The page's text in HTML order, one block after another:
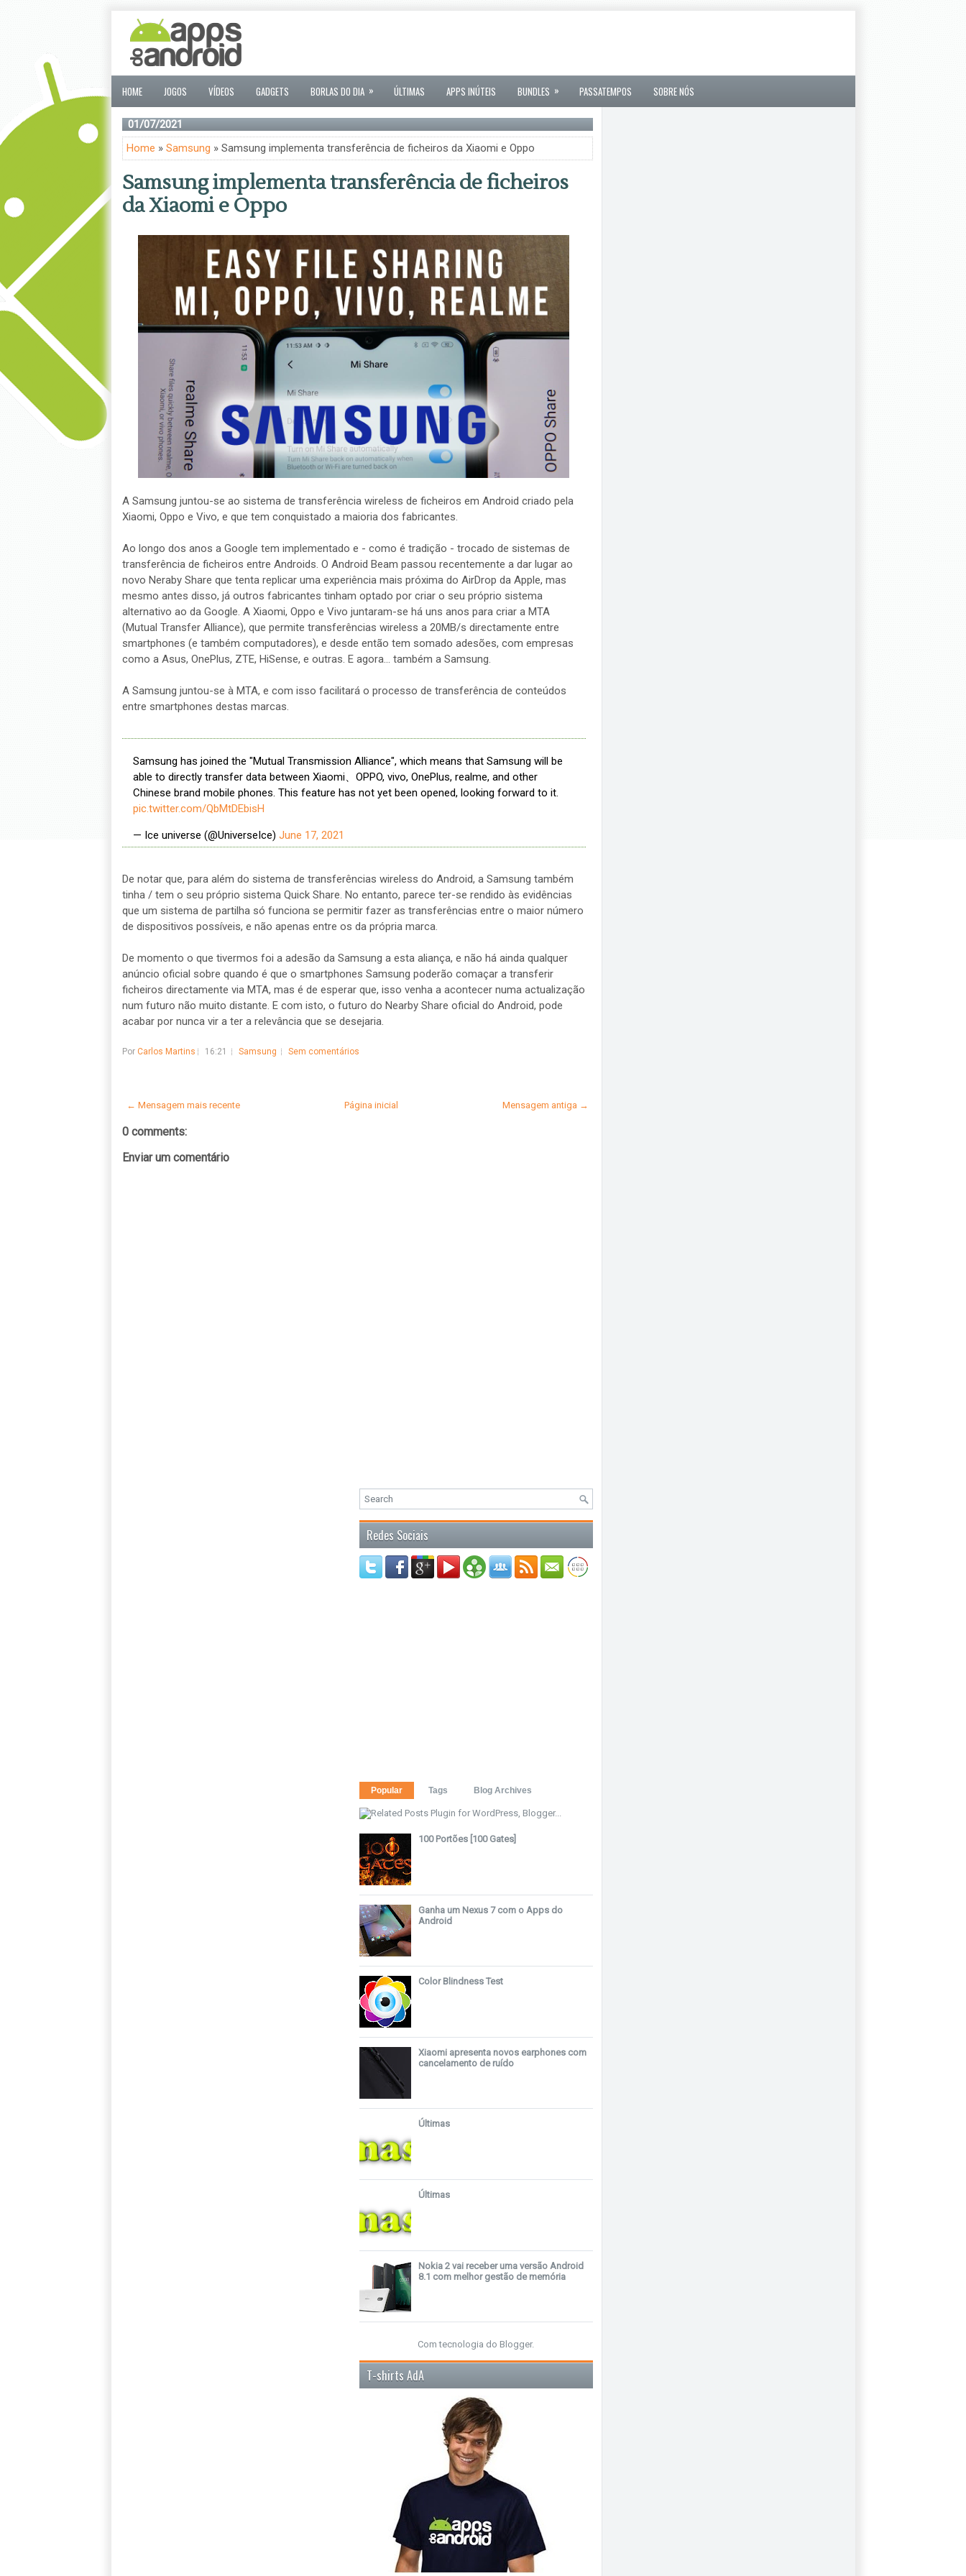
HOME JOGOS VÍDEOS GADGETS BORLAS DO DIA » ÚLTIMAS APPS INÚTEIS BUNDLES » PASSATEMPOS SOBRE NÓS
01/07/2021
Home » Samsung » Samsung implementa transferência de ficheiros da Xiaomi e Oppo
Samsung implementa transferência de ficheiros
da Xiaomi e Oppo
A Samsung juntou-se ao sistema de transferência wireless de ficheiros em Android criado pela
Xiaomi, Oppo e Vivo, e que tem conquistado a maioria dos fabricantes.
Ao longo dos anos a Google tem implementado e - como é tradição - trocado de sistemas de
transferência de ficheiros entre Androids. O Android Beam passou recentemente a dar lugar ao
novo Neraby Share que tenta replicar uma experiência mais próxima do AirDrop da Apple, mas
mesmo antes disso, já outros fabricantes tinham optado por criar o seu próprio sistema
alternativo ao da Google. A Xiaomi, Oppo e Vivo juntaram-se há uns anos para criar a MTA
(Mutual Transfer Alliance), que permite transferências wireless a 20MB/s directamente entre
smartphones (e também computadores), e desde então tem somado adesões, com empresas
como a Asus, OnePlus, ZTE, HiSense, e outras. E agora... também a Samsung.
A Samsung juntou-se à MTA, e com isso facilitará o processo de transferência de conteúdos
entre smartphones destas marcas.
Samsung has joined the "Mutual Transmission Alliance", which means that Samsung will be
able to directly transfer data between Xiaomi、OPPO, vivo, OnePlus, realme, and other
Chinese brand mobile phones. This feature has not yet been opened, looking forward to it.
pic.twitter.com/QbMtDEbisH
— Ice universe (@UniverseIce) June 17, 2021
De notar que, para além do sistema de transferências wireless do Android, a Samsung também
tinha / tem o seu próprio sistema Quick Share. No entanto, parece ter-se rendido às evidências
que um sistema de partilha só funciona se permitir fazer as transferências entre o maior número
de dispositivos possíveis, e não apenas entre os da própria marca.
De momento o que tivermos foi a adesão da Samsung a esta aliança, e não há ainda qualquer
anúncio oficial sobre quando é que o smartphones Samsung poderão comaçar a transferir
ficheiros directamente via MTA, mas é de esperar que, isso venha a acontecer numa actualização
num futuro não muito distante. E com isto, o futuro do Nearby Share oficial do Android, pode
acabar por nunca vir a ter a relevância que se desejaria.
Por Carlos Martins 16:21 Samsung Sem comentários
← Mensagem mais recente Mensagem antiga →
Página inicial
0 comments:
Enviar um comentário
Redes Sociais
Popular Tags Blog Archives
100 Portões [100 Gates]
Ganha um Nexus 7 com o Apps do
Android
Color Blindness Test
Xiaomi apresenta novos earphones com
cancelamento de ruído
Últimas
Últimas
Nokia 2 vai receber uma versão Android
8.1 com melhor gestão de memória
Com tecnologia do Blogger.
T-shirts AdA